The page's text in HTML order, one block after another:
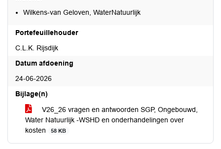
Wilkens-van Geloven, WaterNatuurlijk
Portefeuillehouder
C.L.K. Rijsdijk
Datum afdoening
24-06-2026
Bijlage(n)
V26_26 vragen en antwoorden SGP, Ongebouwd,
Water Natuurlijk -WSHD en onderhandelingen over
kosten
58 KB